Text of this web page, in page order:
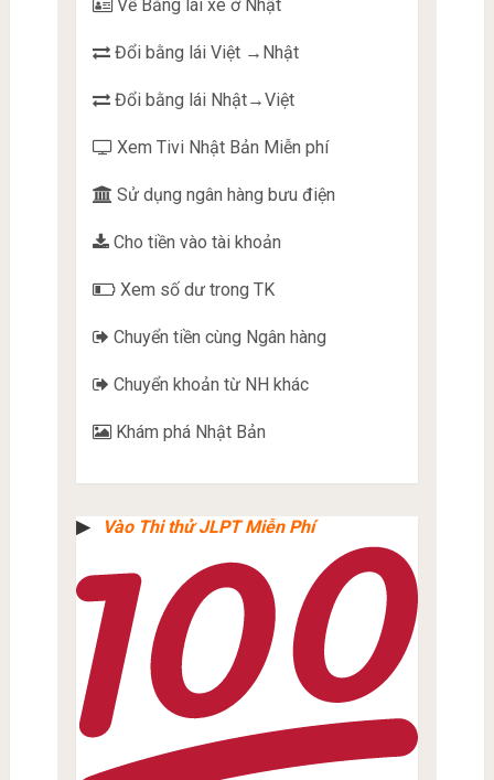
Về Bằng lái xe ở Nhật
Đổi bằng lái Việt →Nhật
Đổi bằng lái Nhật→Việt
Xem Tivi Nhật Bản Miễn phí
Sử dụng ngân hàng bưu điện
Cho tiền vào tài khoản
Xem số dư trong TK
Chuyển tiền cùng Ngân hàng
Chuyển khoản từ NH khác
Khám phá Nhật Bản
▶︎ Vào Thi thử JLPT Miễn Phí